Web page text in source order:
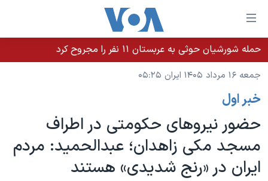
لینکهای
قابل
دسترسی
جهش
محتوای
اصلی
به
صفحه
خانه
نسخه سبک وب‌سایت
موضوع ها
ایران
آمریکا
جهان
برنامه های تلویزیونی
جدول برنامه ها
صفحه‌های ویژه
حمله شورشیان حوثی به عربستان ۱۱ نفر را مجروح کرد
جمعه ۱۶ مرداد ۱۴۰۵ ایران ۰۵:۲۵
خبر اول
حضور نیروهای حکومتی در اطراف
مسجد مکی زاهدان؛ عبدالحمید: مردم
ایران در «رنج شدیدی» هستند